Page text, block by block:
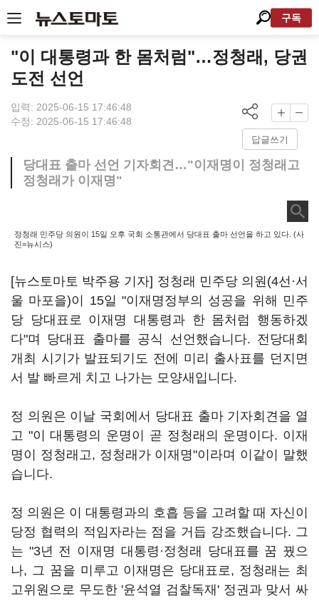
구독
"이 대통령과 한 몸처럼"…정청래, 당권
도전 선언
입력: 2025-06-15 17:46:48
수정: 2025-06-15 17:46:48
답글쓰기
당대표 출마 선언 기자회견…"이재명이 정청래고
정청래가 이재명"
정청래 민주당 의원이 15일 오후 국회 소통관에서 당대표 출마 선언을 하고 있다. (사
진=뉴시스)
[뉴스토마토 박주용 기자] 정청래 민주당 의원(4선·서
울 마포을)이 15일 "이재명정부의 성공을 위해 민주
당 당대표로 이재명 대통령과 한 몸처럼 행동하겠
다"며 당대표 출마를 공식 선언했습니다. 전당대회
개최 시기가 발표되기도 전에 미리 출사표를 던지면
서 발 빠르게 치고 나가는 모양새입니다.
정 의원은 이날 국회에서 당대표 출마 기자회견을 열
고 "이 대통령의 운명이 곧 정청래의 운명이다. 이재
명이 정청래고, 정청래가 이재명"이라며 이같이 말했
습니다.
정 의원은 이 대통령과의 호흡 등을 고려할 때 자신이
당정 협력의 적임자라는 점을 거듭 강조했습니다. 그
는 "3년 전 이재명 대통령·정청래 당대표를 꿈 꿨으
나, 그 꿈을 미루고 이재명은 당대표로, 정청래는 최
고위원으로 무도한 '윤석열 검찰독재' 정권과 맞서 싸